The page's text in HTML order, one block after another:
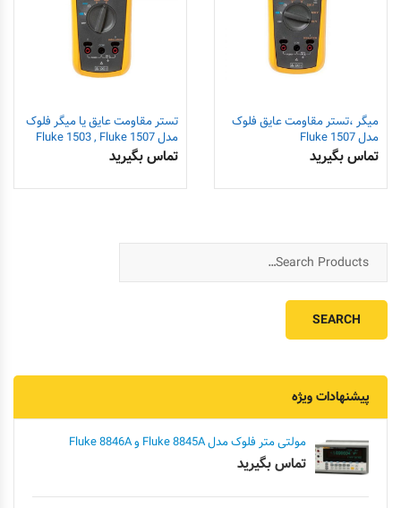
تستر مقاومت عایق یا میگر فلوک
مدل Fluke 1503 , Fluke 1507
تماس بگیرید
میگر ،تستر مقاومت عایق فلوک
مدل Fluke 1507
تماس بگیرید
پیشنهادات ویژه
مولتی متر فلوک مدل Fluke 8845A و Fluke 8846A
تماس بگیرید